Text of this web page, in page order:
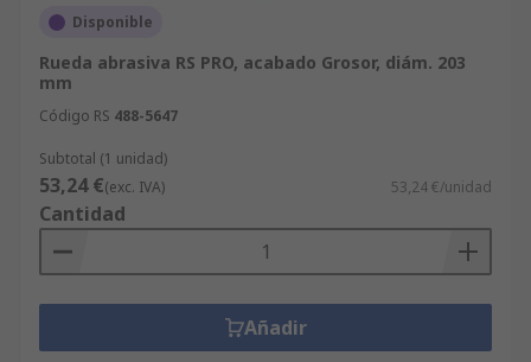
Disponible
Rueda abrasiva RS PRO, acabado Grosor, diám. 203
mm
Código RS 488-5647
Subtotal (1 unidad)
53,24 €(exc. IVA) 53,24 €/unidad
Cantidad
Añadir